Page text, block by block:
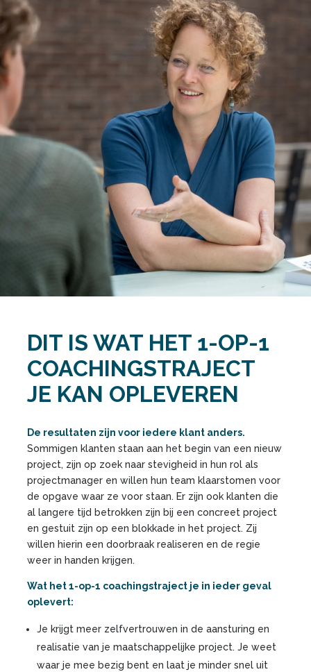
DIT IS WAT HET 1-OP-1
COACHINGSTRAJECT
JE KAN OPLEVEREN
De resultaten zijn voor iedere klant anders.
Sommigen klanten staan aan het begin van een nieuw
project, zijn op zoek naar stevigheid in hun rol als
projectmanager en willen hun team klaarstomen voor
de opgave waar ze voor staan. Er zijn ook klanten die
al langere tijd betrokken zijn bij een concreet project
en gestuit zijn op een blokkade in het project. Zij
willen hierin een doorbraak realiseren en de regie
weer in handen krijgen.
Wat het 1-op-1 coachingstraject je in ieder geval
oplevert:
Je krijgt meer zelfvertrouwen in de aansturing en
realisatie van je maatschappelijke project. Je weet
waar je mee bezig bent en laat je minder snel uit